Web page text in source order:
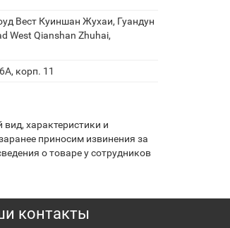
Вест Куиншан Жухаи, Гуандун
West Qianshan Zhuhai,
корп. 11
характеристики и
приносим извинения за
о товаре у сотрудников
контакты